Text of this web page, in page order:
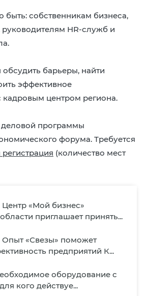
быть: собственникам бизнеса,
HR-служб и
барьеры, найти
эффективное
кадровым центром региона.
деловой программы
форума. Требуется
(количество мест
Центр «Мой бизнес»
приглашает принять...
Опыт «Свезы» поможет
предприятий К...
оборудование с
кого действуе...